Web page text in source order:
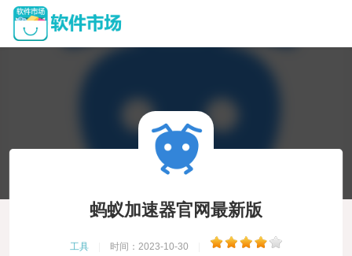
蚂蚁加速器官网最新版
工具 时间：2023-10-30